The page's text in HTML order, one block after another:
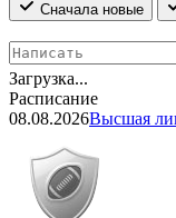
Сначала новые
Загрузка...
Расписание
08.08.2026Высшая